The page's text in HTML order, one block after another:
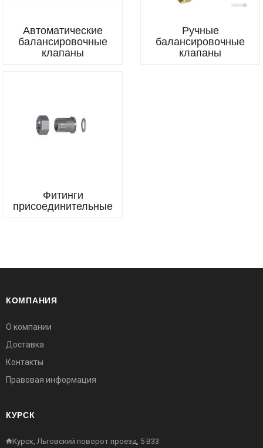
Автоматические
балансировочные
клапаны
Ручные
балансировочные
клапаны
Фитинги
присоединительные
КОМПАНИЯ
О компании
Доставка
Контакты
Правовая информация
КУРСК
Курск, Льговский поворот проезд, 5 В33